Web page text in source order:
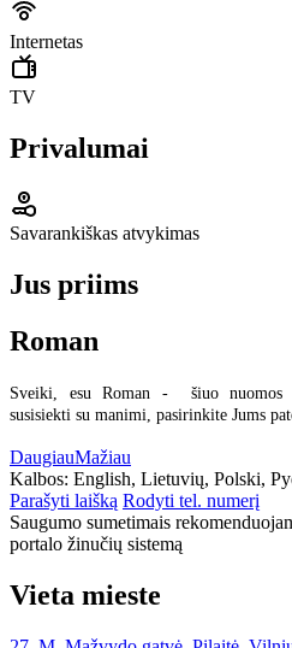
Internetas
TV
Privalumai
Savarankiškas atvykimas
Jus priims
Roman
Sveiki, esu Roman - šiuo nuomos
susisiekti su manimi, pasirinkite Jums
DaugiauMažiau
Kalbos: English, Lietuvių, Polski,
Parašyti laišką Rodyti tel. numerį
Saugumo sumetimais
portalo žinučių sistemą
Vieta mieste